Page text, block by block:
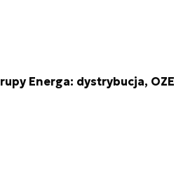
Energa: dystrybucja, OZE